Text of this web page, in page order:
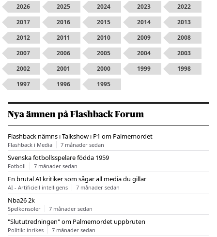
2026 2025 2024 2023
2022
2017
2016 2015 2014
2013
2012
2011 2010 2009
2008
2007
2006 2005 2004
2003
2002
2001 2000 1999
1998
1997
1996 1995
Nya ämnen på Flashback Forum
Flashback nämns i Talkshow i P1 om Palmemordet
Flashback i Media 7 månader sedan
Svenska fotbollsspelare födda 1959
Fotboll 7 månader sedan
En brutal AI kritiker som sågar all media du gillar
AI - Artificiell intelligens 7 månader sedan
Nba26 2k
Spelkonsoler 7 månader sedan
"Slututredningen" om Palmemordet uppbruten
Politik: inrikes 7 månader sedan